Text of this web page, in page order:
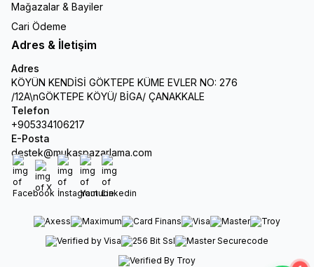
Mağazalar & Bayiler
Cari Ödeme
Adres & İletişim
Adres
KÖYÜN KENDİSİ GÖKTEPE KÜME EVLER NO: 276
/12A\nGÖKTEPE KÖYÜ/ BİGA/ ÇANAKKALE
Telefon
+905334106217
E-Posta
destek@mukaspazarlama.com
Facebook
X İnstagram
Youtube